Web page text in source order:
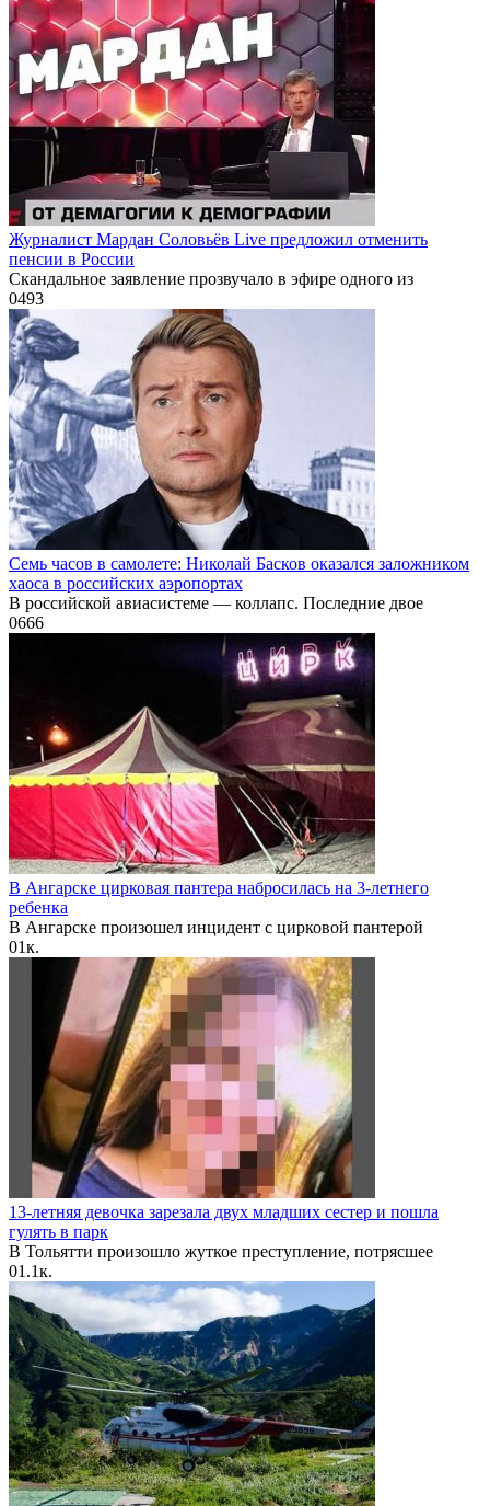
Журналист Мардан Соловьёв Live предложил отменить
пенсии в России
Скандальное заявление прозвучало в эфире одного из
0493
Семь часов в самолете: Николай Басков оказался заложником
хаоса в российских аэропортах
В российской авиасистеме — коллапс. Последние двое
0666
В Ангарске цирковая пантера набросилась на 3-летнего
ребенка
В Ангарске произошел инцидент с цирковой пантерой
01к.
13-летняя девочка зарезала двух младших сестер и пошла
гулять в парк
В Тольятти произошло жуткое преступление, потрясшее
01.1к.